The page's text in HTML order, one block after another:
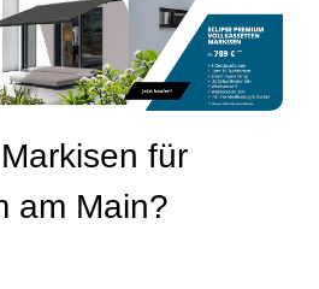
für
am Main?